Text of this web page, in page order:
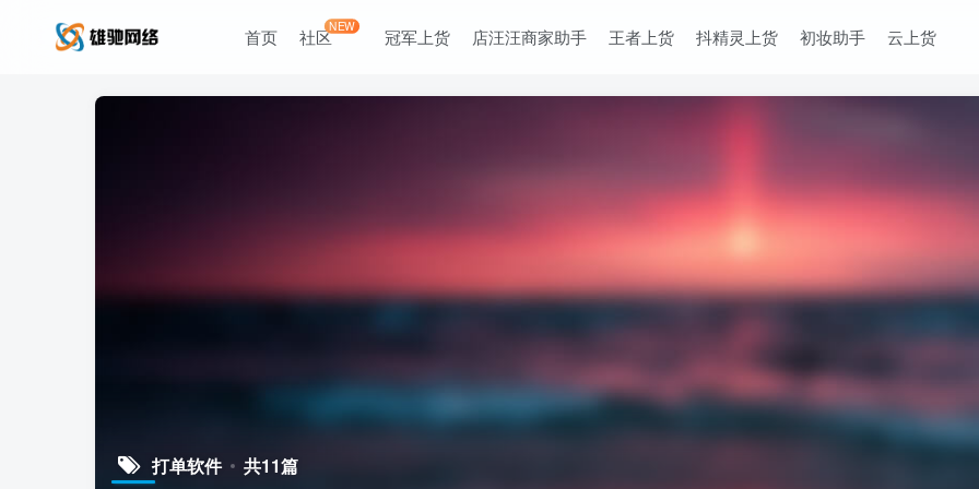
首页 社区NEW 冠军上货 店汪汪商家助手 王者上货 抖精灵上货 初妆助手 云上货
打单软件 共11篇